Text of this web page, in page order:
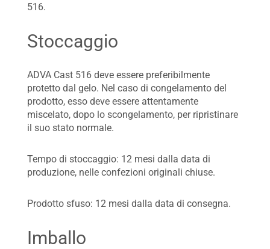
516.
Stoccaggio
ADVA Cast 516 deve essere preferibilmente
protetto dal gelo. Nel caso di congelamento del
prodotto, esso deve essere attentamente
miscelato, dopo lo scongelamento, per ripristinare
il suo stato normale.
Tempo di stoccaggio: 12 mesi dalla data di
produzione, nelle confezioni originali chiuse.
Prodotto sfuso: 12 mesi dalla data di consegna.
Imballo